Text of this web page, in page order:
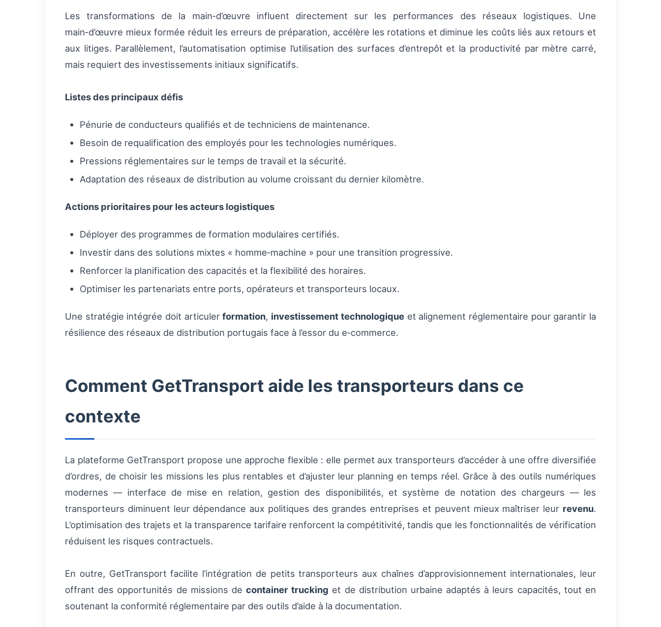
Les transformations de la main‑d’œuvre influent directement sur les performances des réseaux logistiques. Une
main‑d’œuvre mieux formée réduit les erreurs de préparation, accélère les rotations et diminue les coûts liés aux retours et
aux litiges. Parallèlement, l’automatisation optimise l’utilisation des surfaces d’entrepôt et la productivité par mètre carré,
mais requiert des investissements initiaux significatifs.
Listes des principaux défis
Pénurie de conducteurs qualifiés et de techniciens de maintenance.
Besoin de requalification des employés pour les technologies numériques.
Pressions réglementaires sur le temps de travail et la sécurité.
Adaptation des réseaux de distribution au volume croissant du dernier kilomètre.
Actions prioritaires pour les acteurs logistiques
Déployer des programmes de formation modulaires certifiés.
Investir dans des solutions mixtes « homme‑machine » pour une transition progressive.
Renforcer la planification des capacités et la flexibilité des horaires.
Optimiser les partenariats entre ports, opérateurs et transporteurs locaux.
Une stratégie intégrée doit articulerformation, investissement technologiqueet alignement réglementaire pour garantir la
résilience des réseaux de distribution portugais face à l’essor du e‑commerce.
Comment GetTransport aide les transporteurs dans ce
contexte
La plateforme GetTransport propose une approche flexible : elle permet aux transporteurs d’accéder à une offre diversifiée
d’ordres, de choisir les missions les plus rentables et d’ajuster leur planning en temps réel. Grâce à des outils numériques
modernes — interface de mise en relation, gestion des disponibilités, et système de notation des chargeurs — les
transporteurs diminuent leur dépendance aux politiques des grandes entreprises et peuvent mieux maîtriser leur revenu.
L’optimisation des trajets et la transparence tarifaire renforcent la compétitivité, tandis que les fonctionnalités de vérification
réduisent les risques contractuels.
En outre, GetTransport facilite l’intégration de petits transporteurs aux chaînes d’approvisionnement internationales, leur
offrant des opportunités de missions decontainer trucking et de distribution urbaine adaptés à leurs capacités, tout en
soutenant la conformité réglementaire par des outils d’aide à la documentation.